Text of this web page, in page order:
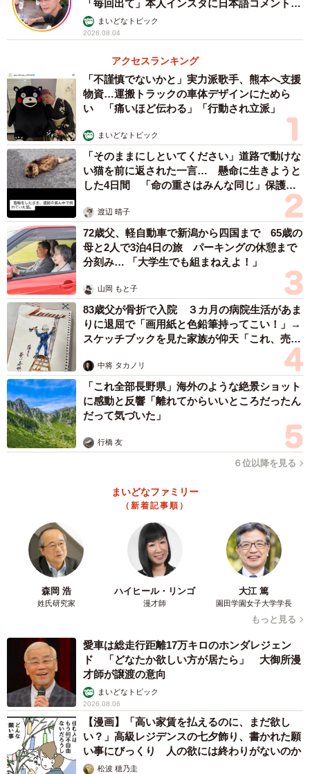
「毎回出て」本人インスタに日本語コメント
続々まいどなトピック
2026.08.04
アクセスランキング
「不謹慎でないかと」実力派歌手、熊本へ支援
物資…運搬トラックの車体デザインにためら
い 「痛いほど伝わる」「行動され立派」
まいどなトピック
「そのままにしといてください」道路で動けな
い猫を前に返された一言… 懸命に生きようと
した4日間 「命の重さはみんな同じ」保護団
渡辺 晴子
72歳父、軽自動車で新潟から四国まで 65歳の
母と2人で3泊4日の旅 パーキングの休憩まで
分刻み… 「大学生でも組まねえよ！」
山岡 もと子
83歳父が骨折で入院 ３カ月の病院生活があま
りに退屈で「画用紙と色鉛筆持ってこい！」→
スケッチブックを見た家族が仰天「これ、売れ
中将 タカノリ
「これ全部長野県」海外のような絶景ショット
に感動と反響「離れてからいいところだったん
だって気づいた」
行橋 友
６位以降を見る
まいどなファミリー
（新着記事順）
森岡 浩
姓氏研究家
ハイヒール・リンゴ
漫才師
大江 篤
園田学園女子大学学長
もっと見る
愛車は総走行距離17万キロのホンダレジェン
ド 「どなたか欲しい方が居たら」 大御所漫
才師が譲渡の意向
まいどなトピック
2026.08.06
【漫画】「高い家賃を払えるのに、まだ欲し
い？」高級レジデンスの七夕飾り、書かれた願
い事にびっくり 人の欲には終わりがないのか
松波 穂乃圭